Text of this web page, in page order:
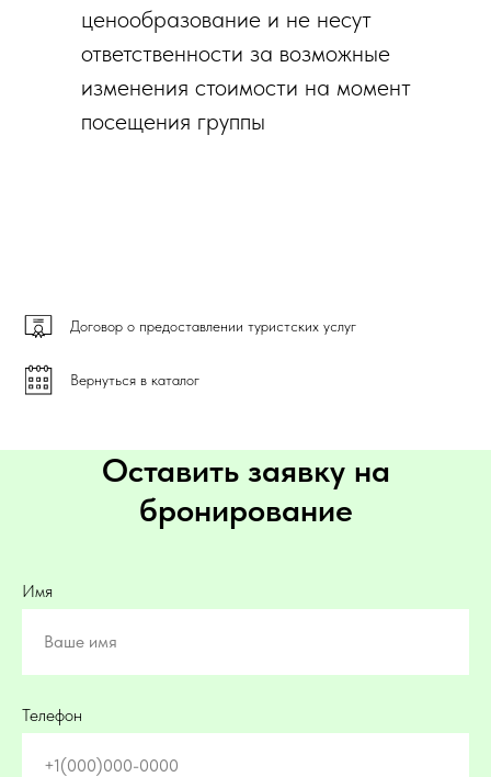
ценообразование и не несут
ответственности за возможные
изменения стоимости на момент
посещения группы
Договор о предоставлении туристских услуг
Вернуться в каталог
Оставить заявку на
бронирование
Имя
Ваше имя
Телефон
+1(000)000-0000